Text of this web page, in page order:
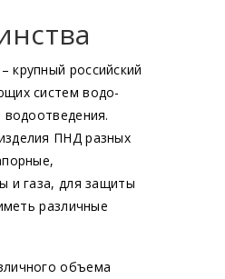
крупный российский
систем водо-
ПНД разных
и газа, для защиты
различные
объема